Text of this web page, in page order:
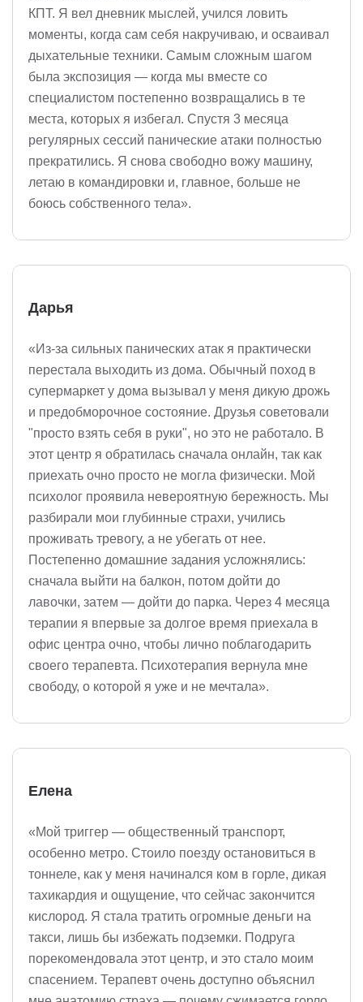
КПТ. Я вел дневник мыслей, учился ловить
моменты, когда сам себя накручиваю, и осваивал
дыхательные техники. Самым сложным шагом
была экспозиция — когда мы вместе со
специалистом постепенно возвращались в те
места, которых я избегал. Спустя 3 месяца
регулярных сессий панические атаки полностью
прекратились. Я снова свободно вожу машину,
летаю в командировки и, главное, больше не
боюсь собственного тела».
Дарья
«Из-за сильных панических атак я практически
перестала выходить из дома. Обычный поход в
супермаркет у дома вызывал у меня дикую дрожь
и предобморочное состояние. Друзья советовали
"просто взять себя в руки", но это не работало. В
этот центр я обратилась сначала онлайн, так как
приехать очно просто не могла физически. Мой
психолог проявила невероятную бережность. Мы
разбирали мои глубинные страхи, учились
проживать тревогу, а не убегать от нее.
Постепенно домашние задания усложнялись:
сначала выйти на балкон, потом дойти до
лавочки, затем — дойти до парка. Через 4 месяца
терапии я впервые за долгое время приехала в
офис центра очно, чтобы лично поблагодарить
своего терапевта. Психотерапия вернула мне
свободу, о которой я уже и не мечтала».
Елена
«Мой триггер — общественный транспорт,
особенно метро. Стоило поезду остановиться в
тоннеле, как у меня начинался ком в горле, дикая
тахикардия и ощущение, что сейчас закончится
кислород. Я стала тратить огромные деньги на
такси, лишь бы избежать подземки. Подруга
порекомендовала этот центр, и это стало моим
спасением. Терапевт очень доступно объяснил